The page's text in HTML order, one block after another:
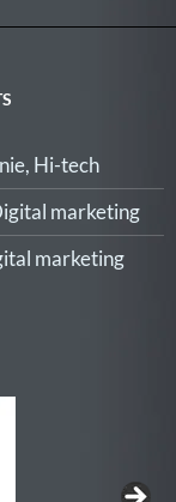
Hi-tech
marketing
marketing